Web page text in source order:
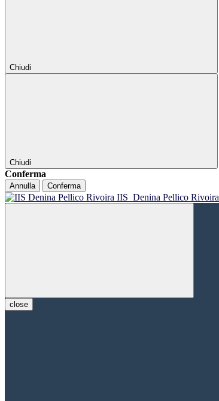
Chiudi
Chiudi
Conferma
Annulla Conferma
IIS Denina Pellico Rivoira
close